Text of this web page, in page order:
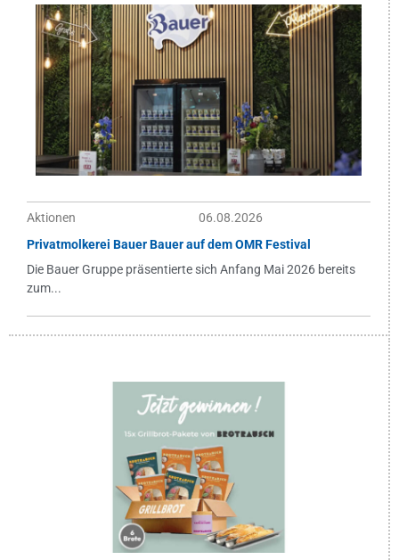
Aktionen
06.08.2026
Privatmolkerei Bauer Bauer auf dem OMR Festival
Die Bauer Gruppe präsentierte sich Anfang Mai 2026 bereits
zum...